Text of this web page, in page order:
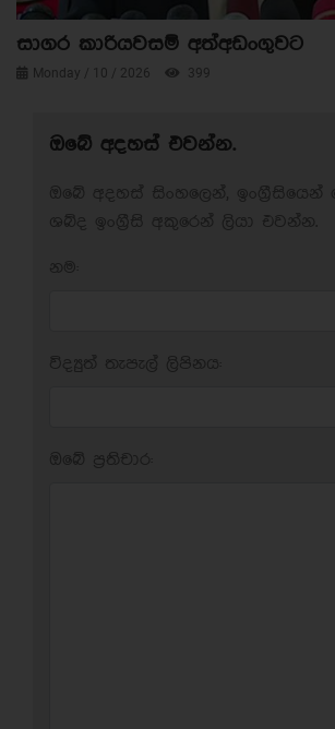
සාගර කාරියවසම් අත්අඩංගුවට
Monday / 10 / 2026 399
ඔබේ අදහස් එවන්න.